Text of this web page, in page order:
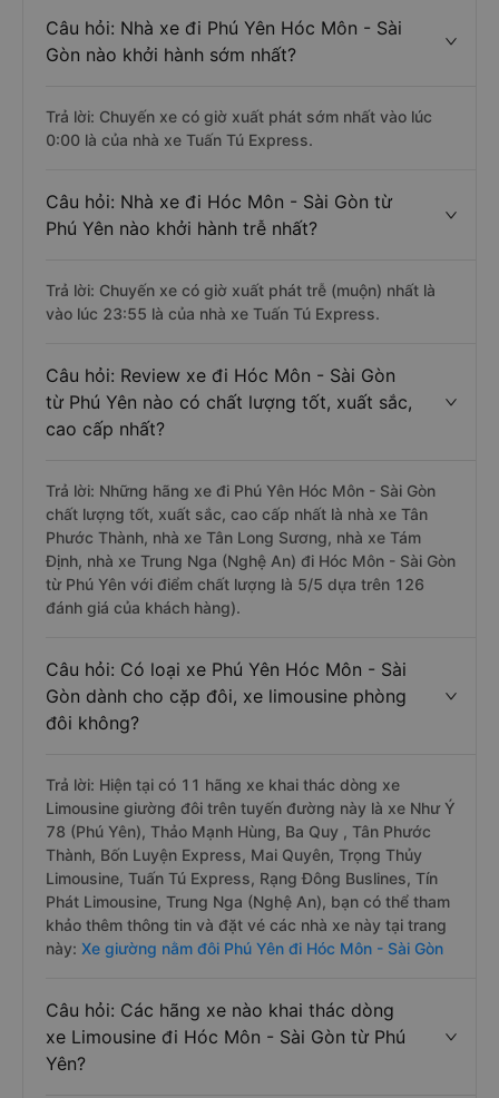
Câu hỏi: Nhà xe đi Phú Yên Hóc Môn - Sài
Gòn nào khởi hành sớm nhất?
Trả lời: Chuyến xe có giờ xuất phát sớm nhất vào lúc
0:00 là của nhà xe Tuấn Tú Express.
Câu hỏi: Nhà xe đi Hóc Môn - Sài Gòn từ
Phú Yên nào khởi hành trễ nhất?
Trả lời: Chuyến xe có giờ xuất phát trễ (muộn) nhất là
vào lúc 23:55 là của nhà xe Tuấn Tú Express.
Câu hỏi: Review xe đi Hóc Môn - Sài Gòn
từ Phú Yên nào có chất lượng tốt, xuất sắc,
cao cấp nhất?
Trả lời: Những hãng xe đi Phú Yên Hóc Môn - Sài Gòn
chất lượng tốt, xuất sắc, cao cấp nhất là nhà xe Tân
Phước Thành, nhà xe Tân Long Sương, nhà xe Tám
Định, nhà xe Trung Nga (Nghệ An) đi Hóc Môn - Sài Gòn
từ Phú Yên với điểm chất lượng là 5/5 dựa trên 126
đánh giá của khách hàng).
Câu hỏi: Có loại xe Phú Yên Hóc Môn - Sài
Gòn dành cho cặp đôi, xe limousine phòng
đôi không?
Trả lời: Hiện tại có 11 hãng xe khai thác dòng xe
Limousine giường đôi trên tuyến đường này là xe Như Ý
78 (Phú Yên), Thảo Mạnh Hùng, Ba Quy , Tân Phước
Thành, Bốn Luyện Express, Mai Quyên, Trọng Thủy
Limousine, Tuấn Tú Express, Rạng Đông Buslines, Tín
Phát Limousine, Trung Nga (Nghệ An), bạn có thể tham
khảo thêm thông tin và đặt vé các nhà xe này tại trang
này: Xe giường nằm đôi Phú Yên đi Hóc Môn - Sài Gòn
Câu hỏi: Các hãng xe nào khai thác dòng
xe Limousine đi Hóc Môn - Sài Gòn từ Phú
Yên?